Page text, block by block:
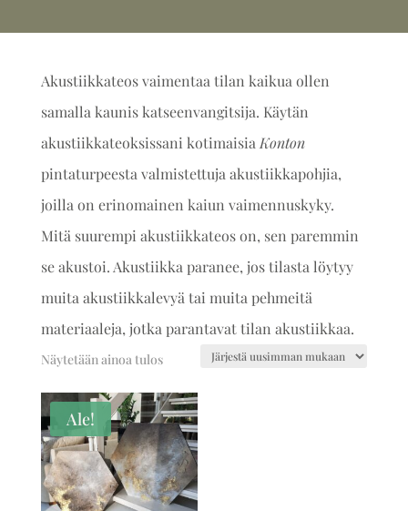
Akustiikkateos vaimentaa tilan kaikua ollen
samalla kaunis katseenvangitsija. Käytän
akustiikkateoksissani kotimaisia Konton
pintaturpeesta valmistettuja akustiikkapohjia,
joilla on erinomainen kaiun vaimennuskyky.
Mitä suurempi akustiikkateos on, sen paremmin
se akustoi. Akustiikka paranee, jos tilasta löytyy
muita akustiikkalevyä tai muita pehmeitä
materiaaleja, jotka parantavat tilan akustiikkaa.
Näytetään ainoa tulos
Ale!